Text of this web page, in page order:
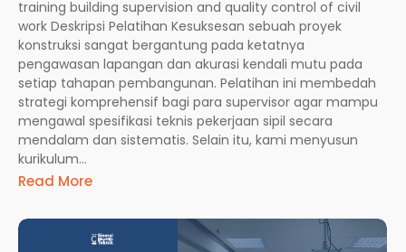
training building supervision and quality control of civil
work Deskripsi Pelatihan Kesuksesan sebuah proyek
konstruksi sangat bergantung pada ketatnya
pengawasan lapangan dan akurasi kendali mutu pada
setiap tahapan pembangunan. Pelatihan ini membedah
strategi komprehensif bagi para supervisor agar mampu
mengawal spesifikasi teknis pekerjaan sipil secara
mendalam dan sistematis. Selain itu, kami menyusun
kurikulum...
Read More